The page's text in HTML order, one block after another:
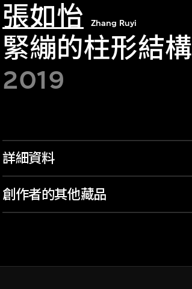
張如怡 Zhang Ruyi
緊繃的柱形結構
2019
詳細資料
創作者的其他藏品